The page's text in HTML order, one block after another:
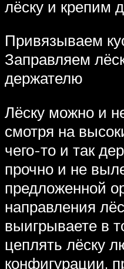
лёску и крепим
Привязываем
Заправляем
держателю
Лёску можно и
смотря на
чего-то и так
прочно и не
предложенной
направления
выигрываете в
цеплять лёску
конфигурации,